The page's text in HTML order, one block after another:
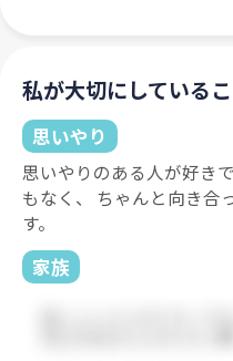
私が大切にしている
思いやり
思いやりのある人が好き
もなく、 ちゃんと向き合
す。
家族